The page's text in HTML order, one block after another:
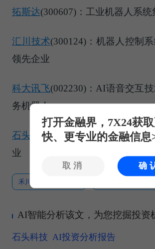
拓斯达(300607)：工业机器人系统
汇川技术(300124)：机器人控制
领先企业
科大讯飞(002230)：AI语音交互
务机器人
石头科技(688169)：智能服务机
业
禾川科技
AI智能分析该文，为您挖掘投资
石头科技 AI投资分析报告
打开金融界，7X24获取
快、更专业的金融信息
取消 确